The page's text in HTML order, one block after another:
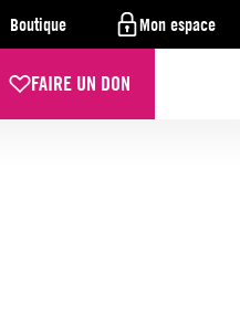
Boutique Mon espace
FAIRE UN DON